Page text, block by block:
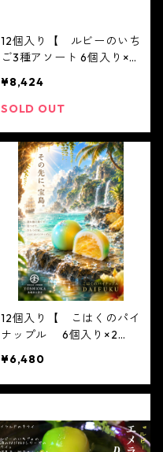
12個入り【 ルビーのいち
ご3種アソート 6個入り×2
スタチオ４個ずつ 】テレ
ビで話題3/16ノンストップ
時指定必須1日限定20個
ジュエリーボックス い
ちご DAIFUKU あ
りがとう ２０２１ s
pring 春 イチゴ 大
福 フルーツ大福 お取り
寄せ テレビで話題
¥8,424
SOLD OUT
12個入り【 こはくのパイ
ナップル 6個入り×2
ハクのパイナップル6個入
り※配送日時指定必須
人気 テレビで話題 中
元 贈り物 フルーツ ギ
¥6,480